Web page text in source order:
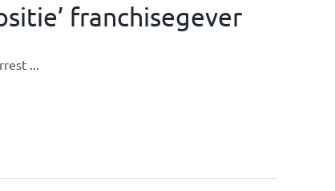
franchisegever
...